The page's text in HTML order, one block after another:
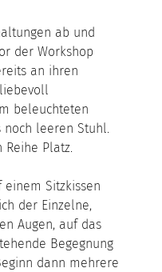
ab und
der Workshop
an ihren
beleuchteten
noch leeren Stuhl.
Platz.
Sitzkissen
der Einzelne,
Augen, auf das
Begegnung
dann mehrere